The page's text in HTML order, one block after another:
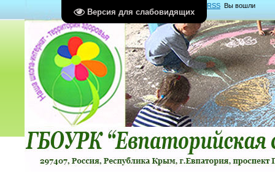
Версия для слабовидящих
RSS Вы вошли
какГость Группа "Гости"